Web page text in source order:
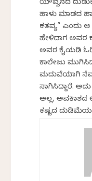
ಯೌವ್ವನದ
ಹಾಳು ಮಾಡದ
ಕರ್ತವ್ಯ” ಎಂದು ಆ
ಹೇಳಿದಾಗ ಅವರ
ಅವರ ಕೈಯಡಿ
ಕಾಲೇಜು
ಮದುವೆಯಾಗಿ
ಸಾಗಿಸಿದ್ದಾರೆ.
ಅಲ್ಲ, ಅವಕಾಶದ
ಕಷ್ಟದ